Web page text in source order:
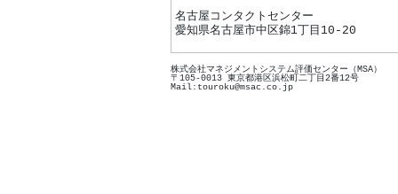
名古屋コンタクトセンター
愛知県名古屋市中区錦1丁目10-20
株式会社マネジメントシステム評価センター（MSA）
〒105-0013 東京都港区浜松町二丁目2番12号
Mail:touroku@msac.co.jp